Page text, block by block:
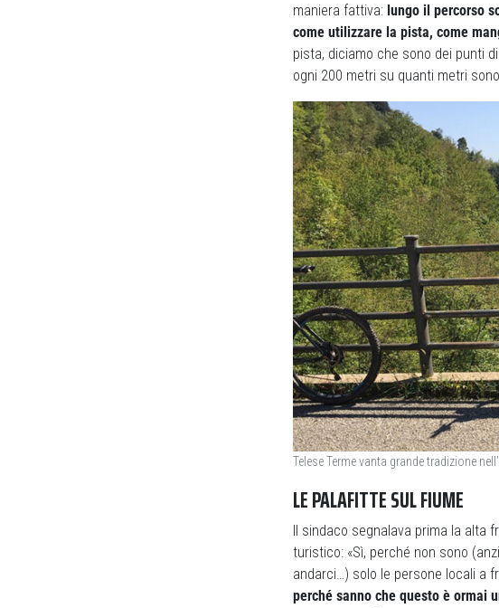
maniera fattiva: lungo il percorso
come utilizzare la pista, come
pista, diciamo che sono dei punti
ogni 200 metri su quanti metri
Telese Terme vanta grande tradizione
LE PALAFITTE SUL FIUME
Il sindaco segnalava prima la
turistico: «Sì, perché non sono
andarci…) solo le persone locali a
perché sanno che questo è ormai